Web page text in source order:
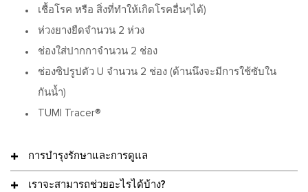
เชื้อโรค หรือ สิ่งที่ทำให้เกิดโรคอื่นๆได้)
ห่วงยางยืดจำนวน 2 ห่วง
ช่องใส่ปากกาจำนวน 2 ช่อง
ช่องซิปรูปตัว U จำนวน 2 ช่อง (ด้านนึงจะมีการใช้ซับใน
กันน้ำ)
TUMI Tracer®
การบำรุงรักษาและการดูแล
เราจะสามารถช่วยอะไรได้บ้าง?